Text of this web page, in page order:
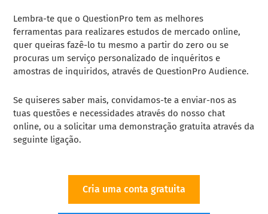
Lembra-te que o QuestionPro tem as melhores
ferramentas para realizares estudos de mercado online,
quer queiras fazê-lo tu mesmo a partir do zero ou se
procuras um serviço personalizado de inquéritos e
amostras de inquiridos, através de QuestionPro Audience.
Se quiseres saber mais, convidamos-te a enviar-nos as
tuas questões e necessidades através do nosso chat
online, ou a solicitar uma demonstração gratuita através da
seguinte ligação.
Cria uma conta gratuita